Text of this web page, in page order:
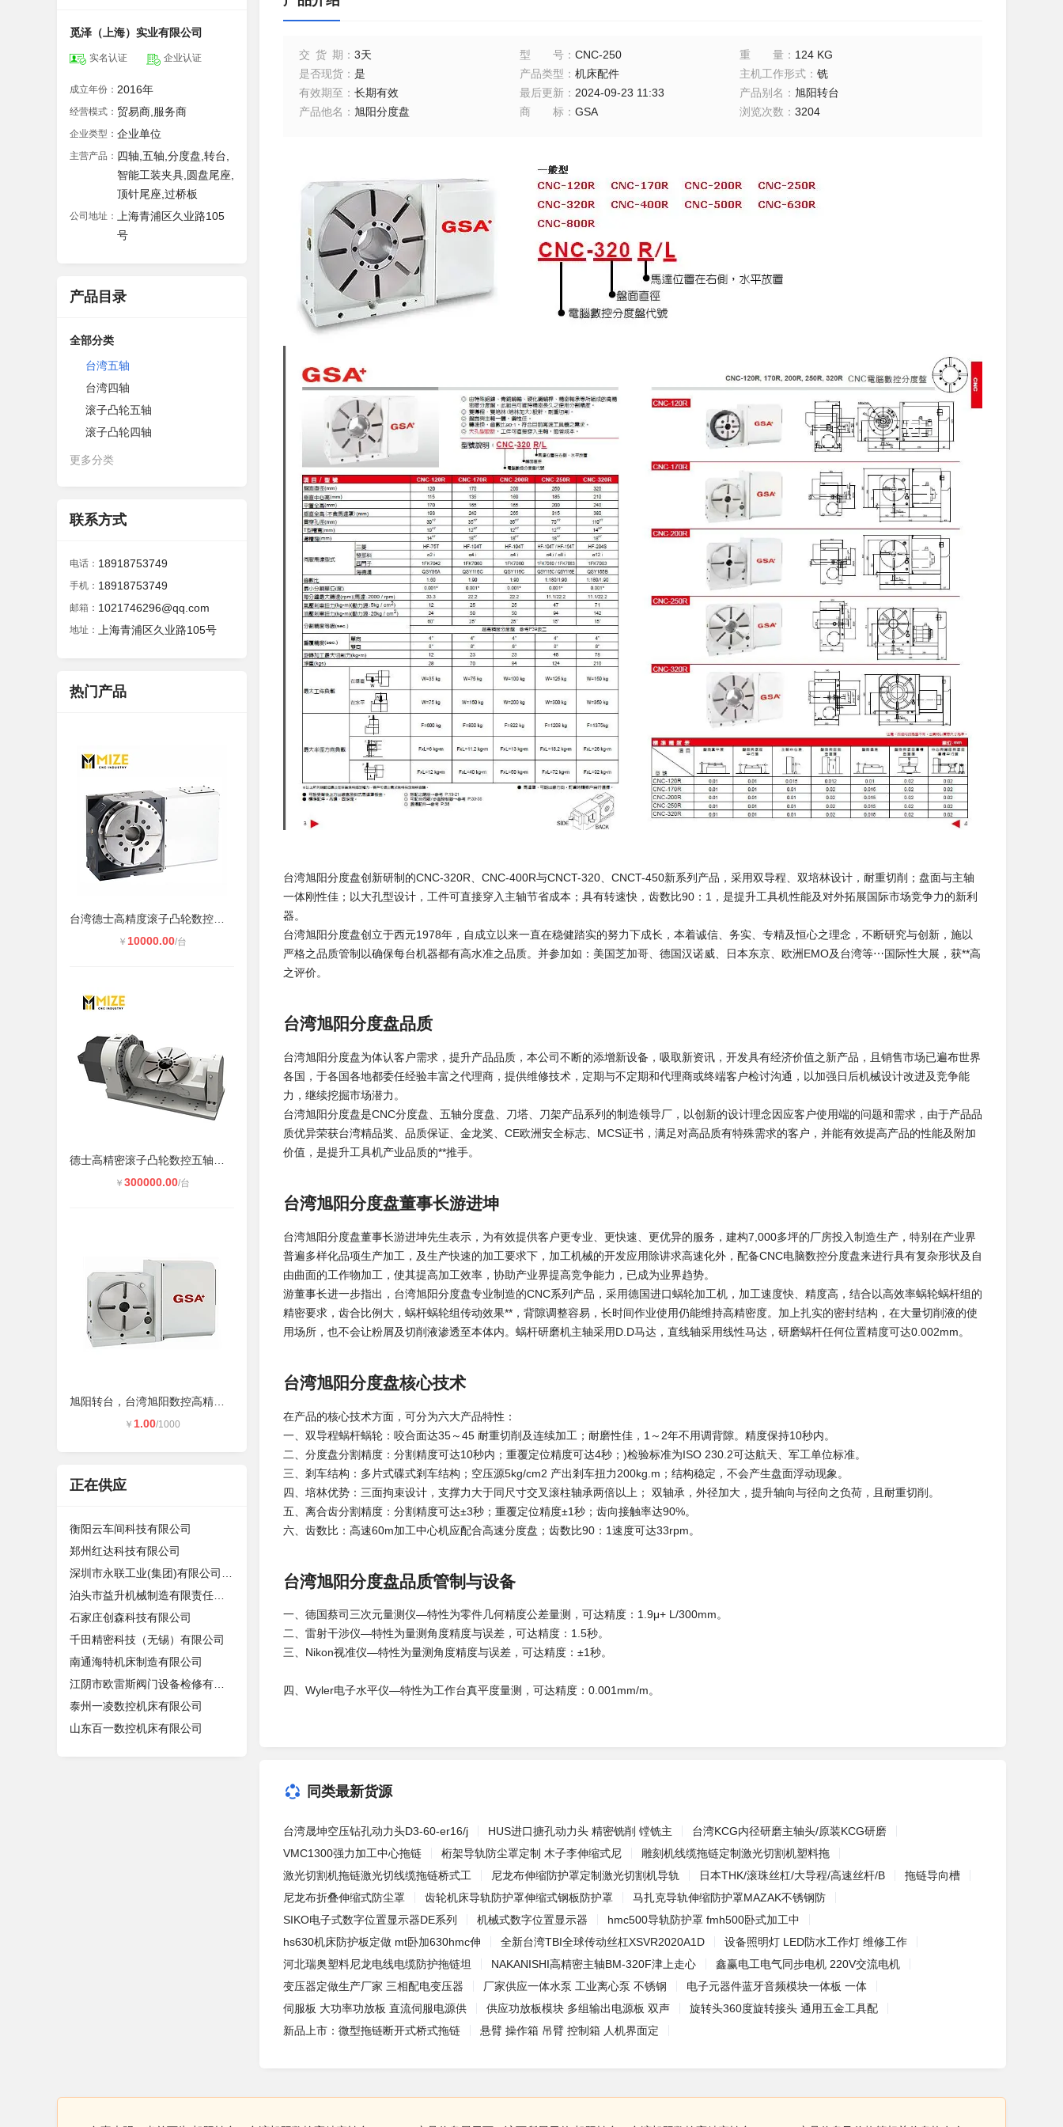
觅泽（上海）实业有限公司
实名认证 企业认证
成立年份： 2016年
经营模式： 贸易商,服务商
企业类型： 企业单位
主营产品： 四轴,五轴,分度盘,转台,
智能工装夹具,圆盘尾座,
顶针尾座,过桥板
公司地址：
上海青浦区久业路105
号
产品目录
全部分类
台湾五轴
台湾四轴
滚子凸轮五轴
滚子凸轮四轴
更多分类
联系方式
电话： 18918753749
手机： 18918753749
邮箱： 1021746296@qq.com
地址： 上海青浦区久业路105号
热门产品
￥ 10000.00/台
￥ 300000.00/台
￥ 1.00/1000
正在供应
衡阳云车间科技有限公司
郑州红达科技有限公司
石家庄创森科技有限公司
千田精密科技（无锡）有限公司
南通海特机床制造有限公司
泰州一凌数控机床有限公司
山东百一数控机床有限公司
交货期 ： 3天 型号： CNC-250 重量 ： 124 KG
是否现货 ： 是 产品类型 ： 机床配件 主机工作形式 ：铣
有效期至 ： 长期有效 最后更新： 2024-09-23 11:33 产品别名 ：旭阳转台
产品他名 ： 旭阳分度盘 商标 ： GSA 浏览次数 ：3204
台湾旭阳分度盘创新研制的CNC-320R、CNC-400R与CNCT-320、CNCT-450新系列产品，采用双导程、双培林设计，耐重切削；盘面与主轴
一体刚性佳；以大孔型设计，工件可直接穿入主轴节省成本；具有转速快，齿数比90：1，是提升工具机性能及对外拓展国际市场竞争力的新利
器。
台湾旭阳分度盘创立于西元1978年，自成立以来一直在稳健踏实的努力下成长，本着诚信、务实、专精及恒心之理念，不断研究与创新，施以
严格之品质管制以确保每台机器都有高水准之品质。并参加如：美国芝加哥、德国汉诺威、日本东京、欧洲EMO及台湾等⋯国际性大展，获**高
之评价。
台湾旭阳分度盘品质
台湾旭阳分度盘为体认客户需求，提升产品品质，本公司不断的添增新设备，吸取新资讯，开发具有经济价值之新产品，且销售市场已遍布世界
各国，于各国各地都委任经验丰富之代理商，提供维修技术，定期与不定期和代理商或终端客户检讨沟通，以加强日后机械设计改进及竞争能
力，继续挖掘市场潜力。
台湾旭阳分度盘是CNC分度盘、五轴分度盘、刀塔、刀架产品系列的制造领导厂，以创新的设计理念因应客户使用端的问题和需求，由于产品品
质优异荣获台湾精品奖、品质保证、金龙奖、CE欧洲安全标志、MCS证书，满足对高品质有特殊需求的客户，并能有效提高产品的性能及附加
价值，是提升工具机产业品质的**推手。
台湾旭阳分度盘董事长游进坤
台湾旭阳分度盘董事长游进坤先生表示，为有效提供客户更专业、更快速、更优异的服务，建构7,000多坪的厂房投入制造生产，特别在产业界
普遍多样化品项生产加工，及生产快速的加工要求下，加工机械的开发应用除讲求高速化外，配备CNC电脑数控分度盘来进行具有复杂形状及自
由曲面的工作物加工，使其提高加工效率，协助产业界提高竞争能力，已成为业界趋势。
游董事长进一步指出，台湾旭阳分度盘专业制造的CNC系列产品，采用德国进口蜗轮加工机，加工速度快、精度高，结合以高效率蜗轮蜗杆组的
精密要求，齿合比例大，蜗杆蜗轮组传动效果**，背隙调整容易，长时间作业使用仍能维持高精密度。加上扎实的密封结构，在大量切削液的使
用场所，也不会让粉屑及切削液渗透至本体内。蜗杆研磨机主轴采用D.D马达，直线轴采用线性马达，研磨蜗杆任何位置精度可达0.002mm。
台湾旭阳分度盘核心技术
在产品的核心技术方面，可分为六大产品特性：
一、双导程蜗杆蜗轮：咬合面达35～45 耐重切削及连续加工；耐磨性佳，1～2年不用调背隙。精度保持10秒内。
二、分度盘分割精度：分割精度可达10秒内；重覆定位精度可达4秒；)检验标准为ISO 230.2可达航天、军工单位标准。
三、剎车结构：多片式碟式剎车结构；空压源5kg/cm2 产出剎车扭力200kg.m；结构稳定，不会产生盘面浮动现象。
四、培林优势：三面拘束设计，支撑力大于同尺寸交叉滚柱轴承两倍以上； 双轴承，外径加大，提升轴向与径向之负荷，且耐重切削。
五、离合齿分割精度：分割精度可达±3秒；重覆定位精度±1秒；齿向接触率达90%。
六、齿数比：高速60m加工中心机应配合高速分度盘；齿数比90：1速度可达33rpm。
台湾旭阳分度盘品质管制与设备
一、德国蔡司三次元量测仪—特性为零件几何精度公差量测，可达精度：1.9μ+ L/300mm。
二、雷射干涉仪—特性为量测角度精度与误差，可达精度：1.5秒。
三、Nikon视准仪—特性为量测角度精度与误差，可达精度：±1秒。
四、Wyler电子水平仪—特性为工作台真平度量测，可达精度：0.001mm/m。
同类最新货源
台湾晟坤空压钻孔动力头D3-60-er16/j HUS进口搪孔动力头 精密铣削 镗铣主
台湾KCG内径研磨主轴头/原装KCG研磨
VMC1300强力加工中心拖链
桁架导轨防尘罩定制 木子李伸缩式尼
雕刻机线缆拖链定制激光切割机塑料拖
激光切割机拖链激光切线缆拖链桥式工
尼龙布伸缩防护罩定制激光切割机导轨 日本THK/滚珠丝杠/大导程/高速丝杆/B
拖链导向槽
尼龙布折叠伸缩式防尘罩
齿轮机床导轨防护罩伸缩式钢板防护罩
马扎克导轨伸缩防护罩MAZAK不锈钢防
SIKO电子式数字位置显示器DE系列
机械式数字位置显示器
hmc500导轨防护罩 fmh500卧式加工中
hs630机床防护板定做 mt卧加630hmc伸
全新台湾TBI全球传动丝杠XSVR2020A1D
设备照明灯 LED防水工作灯 维修工作
河北瑞奥塑料尼龙电线电缆防护拖链坦
NAKANISHI高精密主轴BM-320F津上走心
鑫赢电工电气同步电机 220V交流电机
变压器定做生产厂家 三相配电变压器
厂家供应一体水泵 工业离心泵 不锈钢
电子元器件蓝牙音频模块一体板 一体
伺服板 大功率功放板 直流伺服电源供
供应功放板模块 多组输出电源板 双声
旋转头360度旋转接头 通用五金工具配
新品上市：微型拖链断开式桥式拖链
悬臂 操作箱 吊臂 控制箱 人机界面定